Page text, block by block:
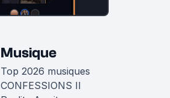
Musique
Top 2026 musiques
CONFESSIONS II